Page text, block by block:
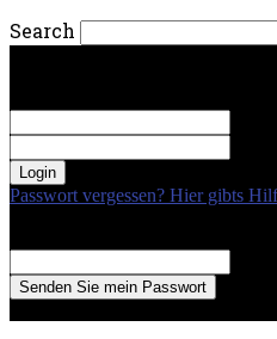
Search
Passwort vergessen? Hier gibts